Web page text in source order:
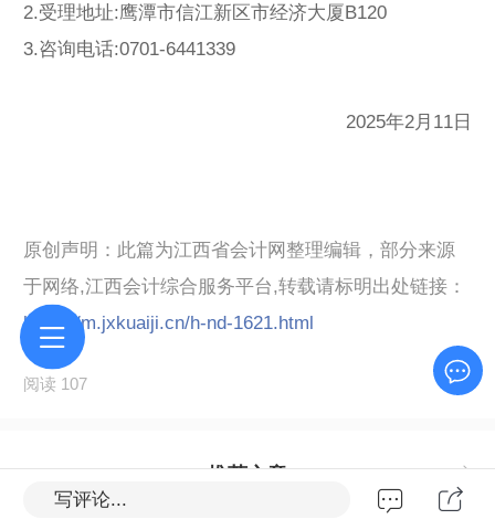
2.受理地址:鹰潭市信江新区市经济大厦B120
3.咨询电话:0701-6441339
2025年2月11日
原创声明：此篇为江西省会计网整理编辑，部分来源
于网络,江西会计综合服务平台,转载请标明出处链接：
https://m.jxkuaiji.cn/h-nd-1621.html
阅读 107
写评论...
推荐文章